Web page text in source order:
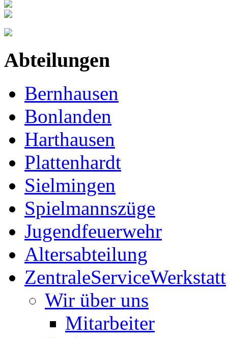
Abteilungen
Bernhausen
Bonlanden
Harthausen
Plattenhardt
Sielmingen
Spielmannszüge
Jugendfeuerwehr
Altersabteilung
ZentraleServiceWerkstatt
Wir über uns
Mitarbeiter